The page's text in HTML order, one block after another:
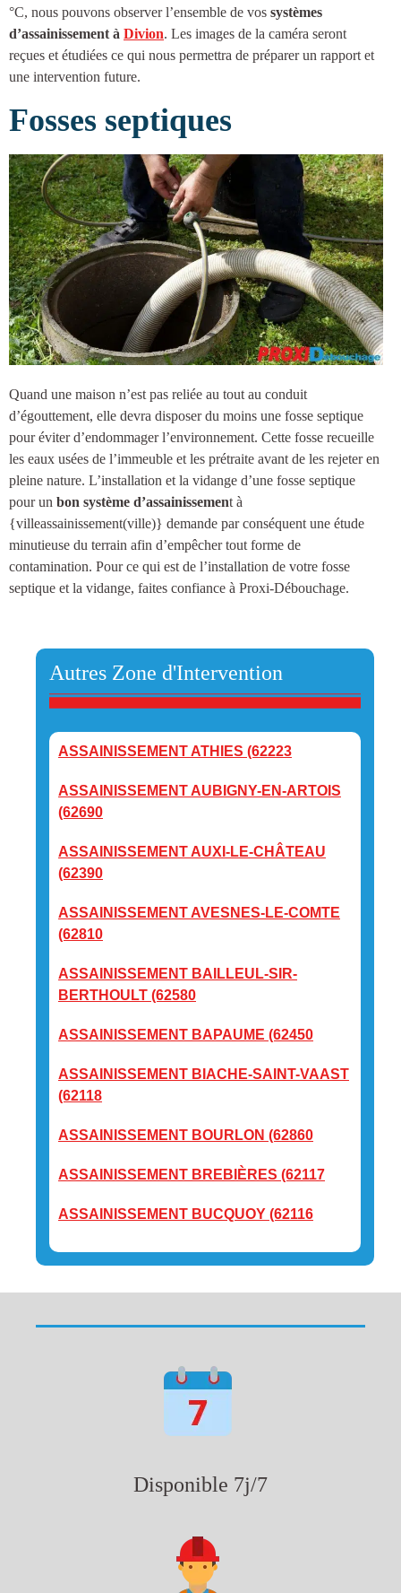
°C, nous pouvons observer l’ensemble de vos systèmes
d’assainissement à Divion. Les images de la caméra seront
reçues et étudiées ce qui nous permettra de préparer un rapport et
une intervention future.
Fosses septiques
Quand une maison n’est pas reliée au tout au conduit
d’égouttement, elle devra disposer du moins une fosse septique
pour éviter d’endommager l’environnement. Cette fosse recueille
les eaux usées de l’immeuble et les prétraite avant de les rejeter en
pleine nature. L’installation et la vidange d’une fosse septique
pour un bon système d’assainissement à
{villeassainissement(ville)} demande par conséquent une étude
minutieuse du terrain afin d’empêcher tout forme de
contamination. Pour ce qui est de l’installation de votre fosse
septique et la vidange, faites confiance à Proxi-Débouchage.
Autres Zone d'Intervention
ASSAINISSEMENT ATHIES (62223
ASSAINISSEMENT AUBIGNY-EN-ARTOIS
(62690
ASSAINISSEMENT AUXI-LE-CHÂTEAU
(62390
ASSAINISSEMENT AVESNES-LE-COMTE
(62810
ASSAINISSEMENT BAILLEUL-SIR-
BERTHOULT (62580
ASSAINISSEMENT BAPAUME (62450
ASSAINISSEMENT BIACHE-SAINT-VAAST
(62118
ASSAINISSEMENT BOURLON (62860
ASSAINISSEMENT BREBIÈRES (62117
ASSAINISSEMENT BUCQUOY (62116
Disponible 7j/7